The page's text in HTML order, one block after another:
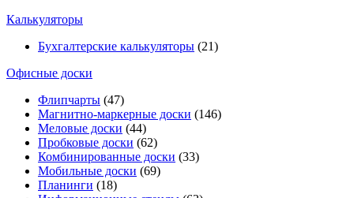
Калькуляторы
Бухгалтерские калькуляторы (21)
Офисные доски
Флипчарты (47)
Магнитно-маркерные доски (146)
Меловые доски (44)
Пробковые доски (62)
Комбинированные доски (33)
Мобильные доски (69)
Планинги (18)